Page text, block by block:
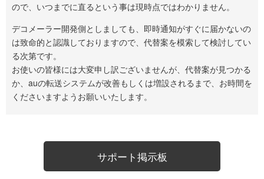
ので、いつまでに直るという事は現時点ではわかりません。
デコメーラー開発側としましても、即時通知がすぐに届かないの
は致命的と認識しておりますので、代替案を模索して検討してい
る次第です。
お使いの皆様には大変申し訳ございませんが、代替案が見つかる
か、auの転送システムが改善もしくは増設されるまで、お時間を
くださいますようお願いいたします。
サポート掲示板